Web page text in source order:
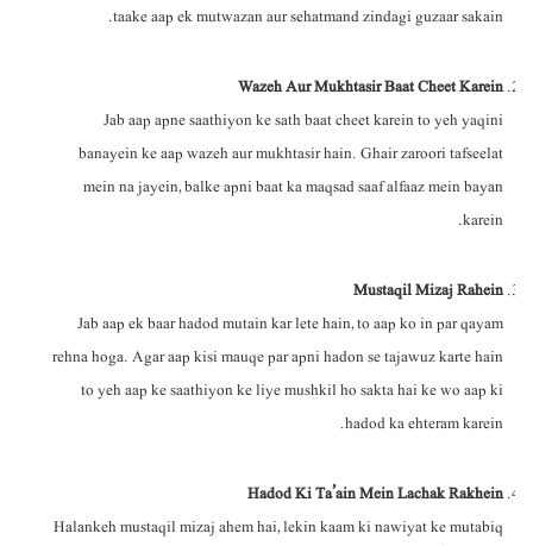
taake aap ek mutwazan aur sehatmand zindagi guzaar sakain.
Wazeh Aur Mukhtasir Baat Cheet Karein
Jab aap apne saathiyon ke sath baat cheet karein to yeh yaqini
banayein ke aap wazeh aur mukhtasir hain. Ghair zaroori tafseelat
mein na jayein, balke apni baat ka maqsad saaf alfaaz mein bayan
karein.
Mustaqil Mizaj Rahein
Jab aap ek baar hadod mutain kar lete hain, to aap ko in par qayam
rehna hoga. Agar aap kisi mauqe par apni hadon se tajawuz karte hain
to yeh aap ke saathiyon ke liye mushkil ho sakta hai ke wo aap ki
hadod ka ehteram karein.
Hadod Ki Ta’ain Mein Lachak Rakhein
Halankeh mustaqil mizaj ahem hai, lekin kaam ki nawiyat ke mutabiq